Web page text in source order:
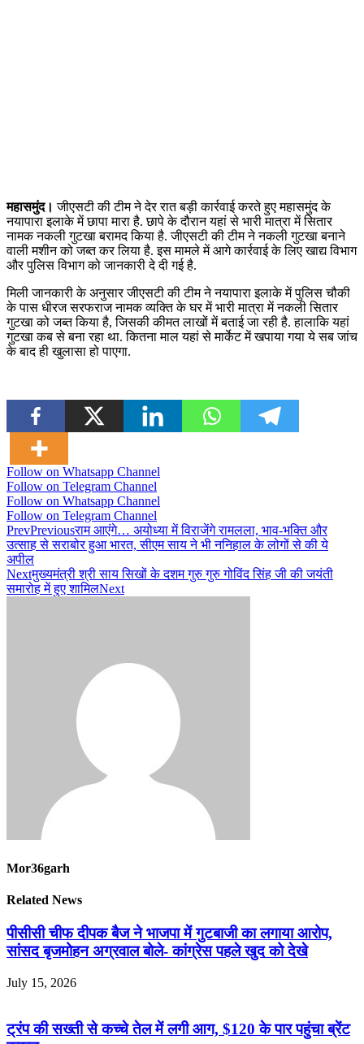
महासमुंद। जीएसटी की टीम ने देर रात बड़ी कार्रवाई करते हुए महासमुंद के
नयापारा इलाके में छापा मारा है. छापे के दौरान यहां से भारी मात्रा में सितार
नामक नकली गुटखा बरामद किया है. जीएसटी की टीम ने नकली गुटखा बनाने
वाली मशीन को जब्त कर लिया है. इस मामले में आगे कार्रवाई के लिए खाद्य विभाग
और पुलिस विभाग को जानकारी दे दी गई है.
मिली जानकारी के अनुसार जीएसटी की टीम ने नयापारा इलाके में पुलिस चौकी
के पास धीरज सरफराज नामक व्यक्ति के घर में भारी मात्रा में नकली सितार
गुटखा को जब्त किया है, जिसकी कीमत लाखों में बताई जा रही है. हालाकि यहां
गुटखा कब से बना रहा था. कितना माल यहां से मार्केट में खपाया गया ये सब जांच
के बाद ही खुलासा हो पाएगा.
Follow on Whatsapp Channel
Follow on Telegram Channel
Follow on Whatsapp Channel
Follow on Telegram Channel
PrevPreviousराम आएंगे… अयोध्या में विराजेंगे रामलला, भाव-भक्ति और
उत्साह से सराबोर हुआ भारत, सीएम साय ने भी ननिहाल के लोगों से की ये
अपील
Nextमुख्यमंत्री श्री साय सिखों के दशम गुरु गुरु गोविंद सिंह जी की जयंती
समारोह में हुए शामिलNext
Mor36garh
Related News
पीसीसी चीफ दीपक बैज ने भाजपा में गुटबाजी का लगाया आरोप,
सांसद बृजमोहन अग्रवाल बोले- कांग्रेस पहले खुद को देखे
July 15, 2026
ट्रंप की सख्ती से कच्चे तेल में लगी आग, $120 के पार पहुंचा ब्रेंट